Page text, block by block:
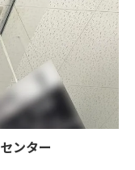
ンター